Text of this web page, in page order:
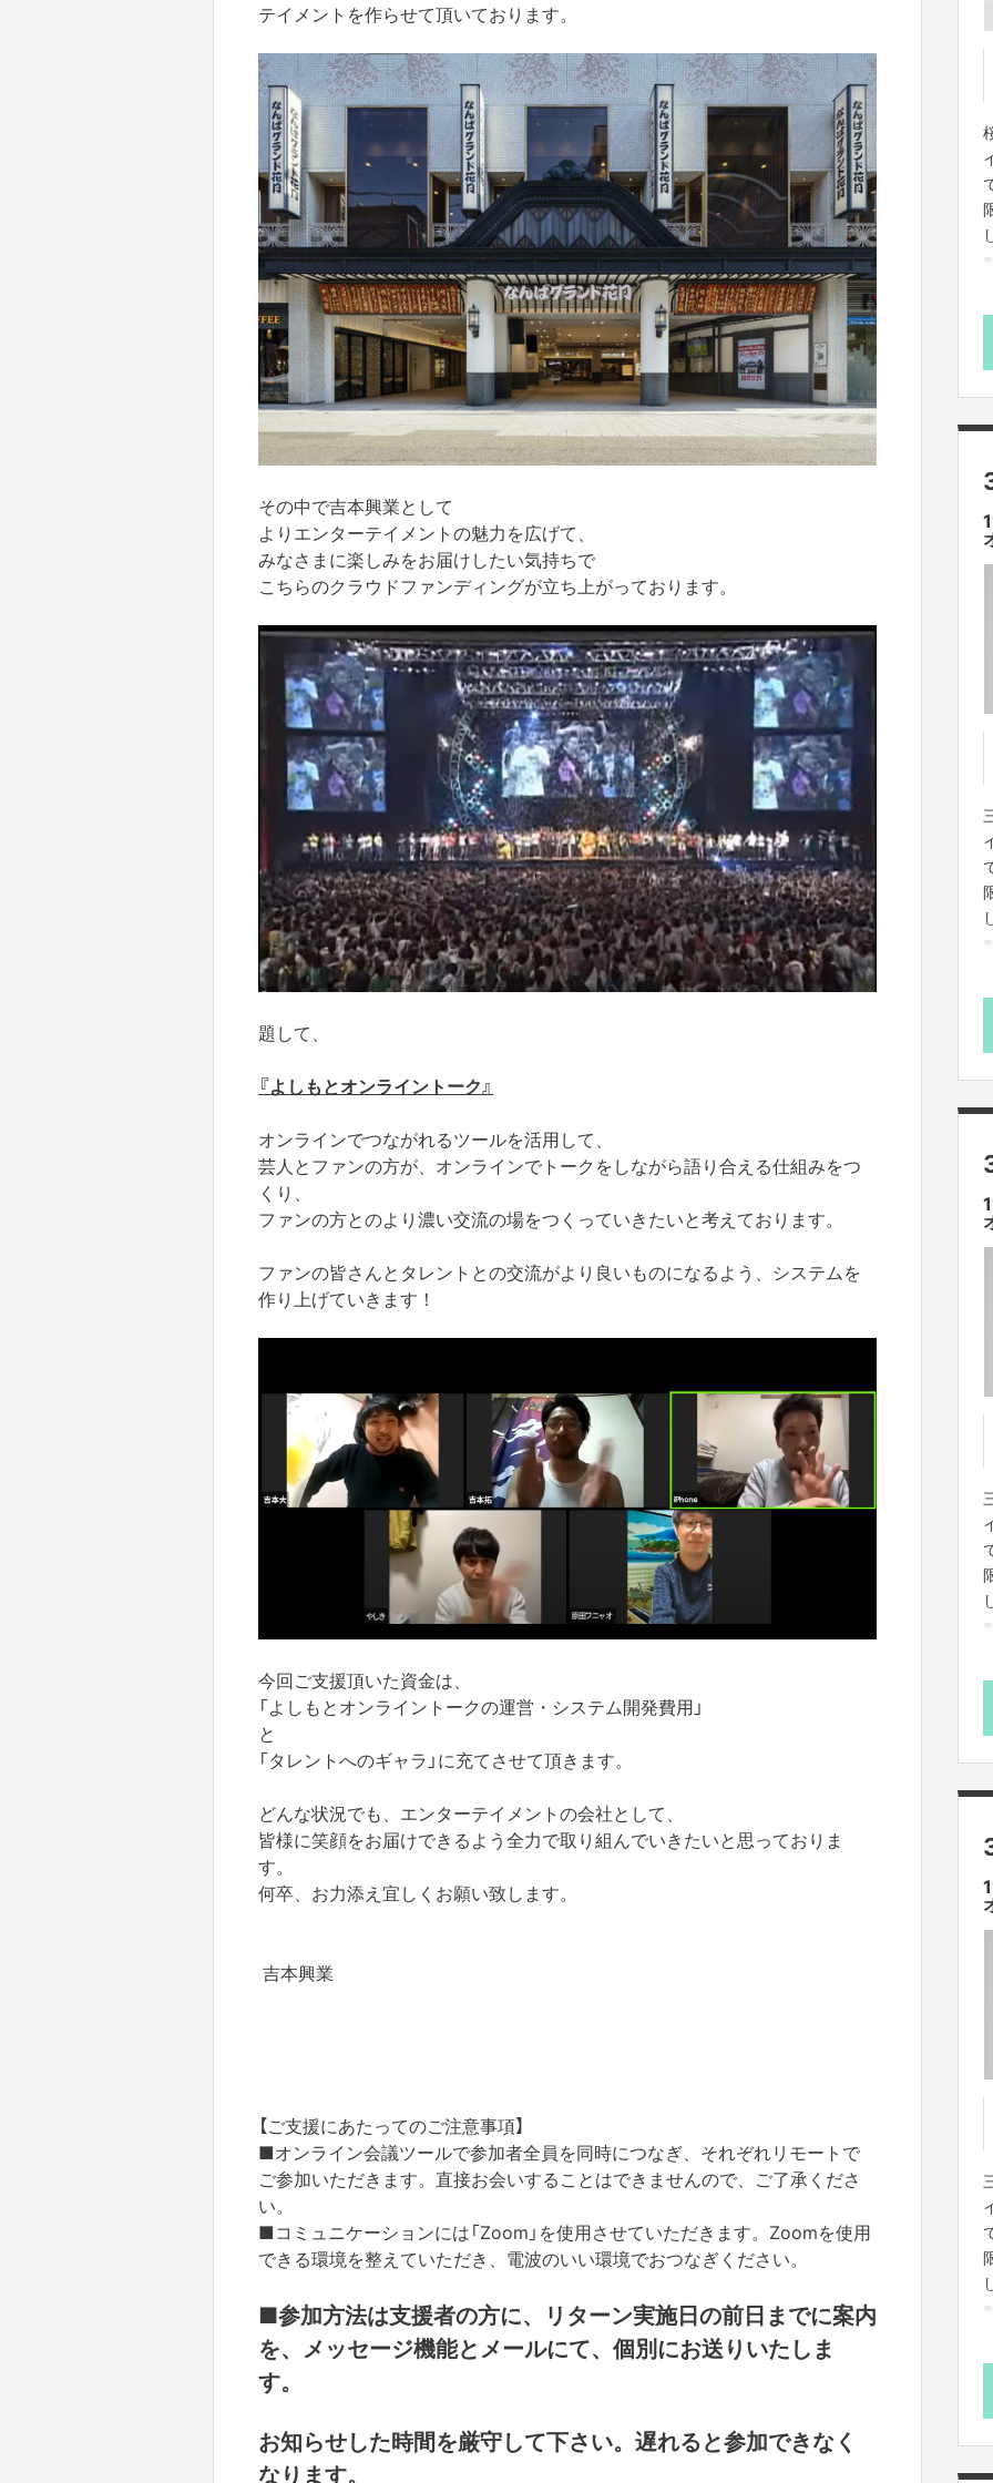
テイメントを作らせて頂いております。
その中で吉本興業として
よりエンターテイメントの魅力を広げて、
みなさまに楽しみをお届けしたい気持ちで
こちらのクラウドファンディングが立ち上がっております。
題して、
『よしもとオンライントーク』
オンラインでつながれるツールを活用して、
芸人とファンの方が、オンラインでトークをしながら語り合える仕組みをつ
くり、
ファンの方とのより濃い交流の場をつくっていきたいと考えております。
ファンの皆さんとタレントとの交流がより良いものになるよう、システムを
作り上げていきます！
今回ご支援頂いた資金は、
「よしもとオンライントークの運営・システム開発費用」
と
「タレントへのギャラ」に充てさせて頂きます。
どんな状況でも、エンターテイメントの会社として、
皆様に笑顔をお届けできるよう全力で取り組んでいきたいと思っておりま
す。
何卒、お力添え宜しくお願い致します。
吉本興業
【ご支援にあたってのご注意事項】
■オンライン会議ツールで参加者全員を同時につなぎ、それぞれリモートで
ご参加いただきます。直接お会いすることはできませんので、ご了承くださ
い。
■コミュニケーションには「Zoom」を使用させていただきます。Zoomを使用
できる環境を整えていただき、電波のいい環境でおつなぎください。
■参加方法は支援者の方に、リターン実施日の前日までに案内
を、メッセージ機能とメールにて、個別にお送りいたしま
す。
お知らせした時間を厳守して下さい。遅れると参加できなく
なります。